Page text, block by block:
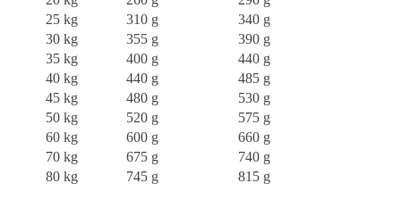
25 kg
310 g
340 g
30 kg
355 g
390 g
35 kg
400 g
440 g
40 kg
440 g
485 g
45 kg
480 g
530 g
50 kg
520 g
575 g
60 kg
600 g
660 g
70 kg
675 g
740 g
80 kg
745 g 815 g